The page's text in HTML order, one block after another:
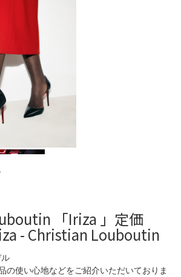
「Iriza 」定価
- Christian Louboutin
の使い心地などをご紹介いただいておりま